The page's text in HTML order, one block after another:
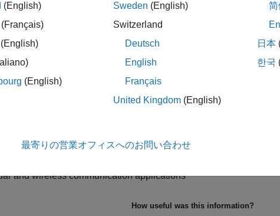
Filters and Transforms
or System objects to create HDL-optimized hardware system
code using HDL Coder, verify code using HDL Verifier, and
and wireless communication applications
How useful was this information?
(English)
(Français)
(English)
(English)
Sweden (English)
Switzerland
Deutsch
English
Français
United Kingdom (English)
简
日本
한국
最寄りの営業オフィスへのお問い合わせ